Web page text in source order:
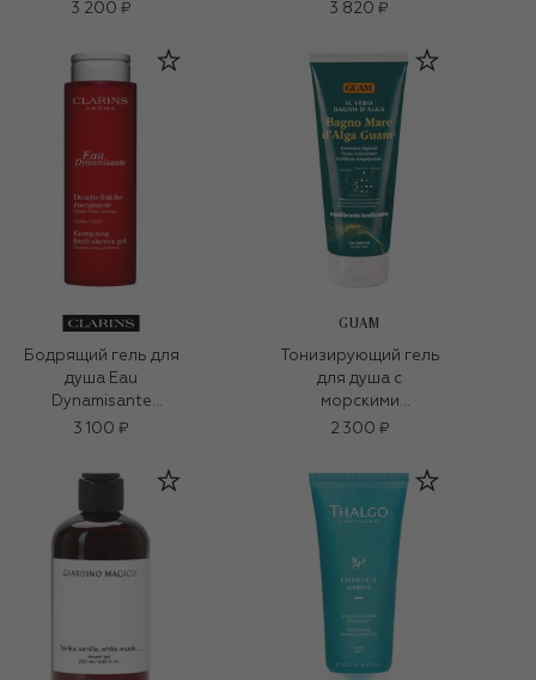
3 200 ₽
3 820 ₽
Бодрящий гель для
душа Eau
Dynamisante
(200ml)
3 100 ₽
GUAM
Тонизирующий гель
для душа с
морскими
водорослями
2 300 ₽